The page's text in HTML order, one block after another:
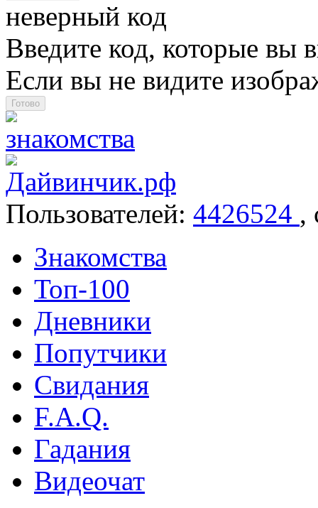
неверный код
Введите код, которые вы
Если вы не видите
Пользователей: 4426524 ,
Знакомства
Топ-100
Дневники
Попутчики
Свидания
F.A.Q.
Гадания
Видеочат